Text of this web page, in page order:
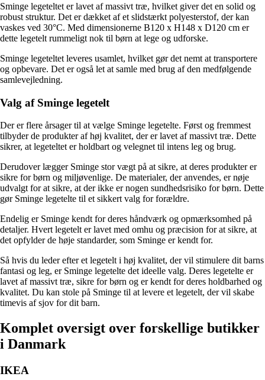
Sminge legeteltet er lavet af massivt træ, hvilket giver det en solid og
robust struktur. Det er dækket af et slidstærkt polyesterstof, der kan
vaskes ved 30°C. Med dimensionerne B120 x H148 x D120 cm er
dette legetelt rummeligt nok til børn at lege og udforske.
Sminge legeteltet leveres usamlet, hvilket gør det nemt at transportere
og opbevare. Det er også let at samle med brug af den medfølgende
samlevejledning.
Valg af Sminge legetelt
Der er flere årsager til at vælge Sminge legetelte. Først og fremmest
tilbyder de produkter af høj kvalitet, der er lavet af massivt træ. Dette
sikrer, at legeteltet er holdbart og velegnet til intens leg og brug.
Derudover lægger Sminge stor vægt på at sikre, at deres produkter er
sikre for børn og miljøvenlige. De materialer, der anvendes, er nøje
udvalgt for at sikre, at der ikke er nogen sundhedsrisiko for børn. Dette
gør Sminge legetelte til et sikkert valg for forældre.
Endelig er Sminge kendt for deres håndværk og opmærksomhed på
detaljer. Hvert legetelt er lavet med omhu og præcision for at sikre, at
det opfylder de høje standarder, som Sminge er kendt for.
Så hvis du leder efter et legetelt i høj kvalitet, der vil stimulere dit barns
fantasi og leg, er Sminge legetelte det ideelle valg. Deres legetelte er
lavet af massivt træ, sikre for børn og er kendt for deres holdbarhed og
kvalitet. Du kan stole på Sminge til at levere et legetelt, der vil skabe
timevis af sjov for dit barn.
Komplet oversigt over forskellige butikker
i Danmark
IKEA